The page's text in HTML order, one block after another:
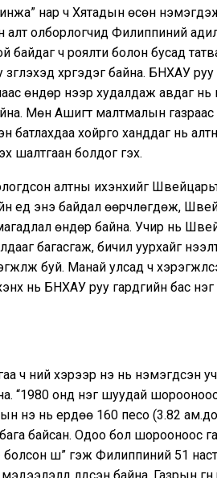
нар ч Хятадын өсөн
олборлогчид Филиппиний
байдаг ч роялти болон бусад
хүргэдэг байна. БНХАУ
өндөр үнээр худалдаж авдаг нь
Мөн Ашигт малтмалын
батлахдаа хойрго ханддаг нь
шалтгаан болдог гэх.
алтны ихэнхийг Швейцарьт
үед энэ байдал өөрчлөгдөж,
өндөр байна. Учир нь
багасгаж, бичил уурхайг
буй. Манай улсад ч
нь БНХАУ руу гардгийн бас
ч үүний хэрээр үнэ нь нэмэгдсэн
“1980 онд нэг шуудай
үнэ нь ердөө 160 песо (3.82
байсан. Одоо бол шорооноос
болсон шүү” гэж Филиппиний 51